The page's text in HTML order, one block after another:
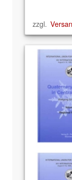
zzgl.